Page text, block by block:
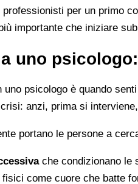
per un primo
importante che iniziare
uno
uno psicologo è quando
anzi, prima si
portano le persone a
che condizionano le
come cuore che batte